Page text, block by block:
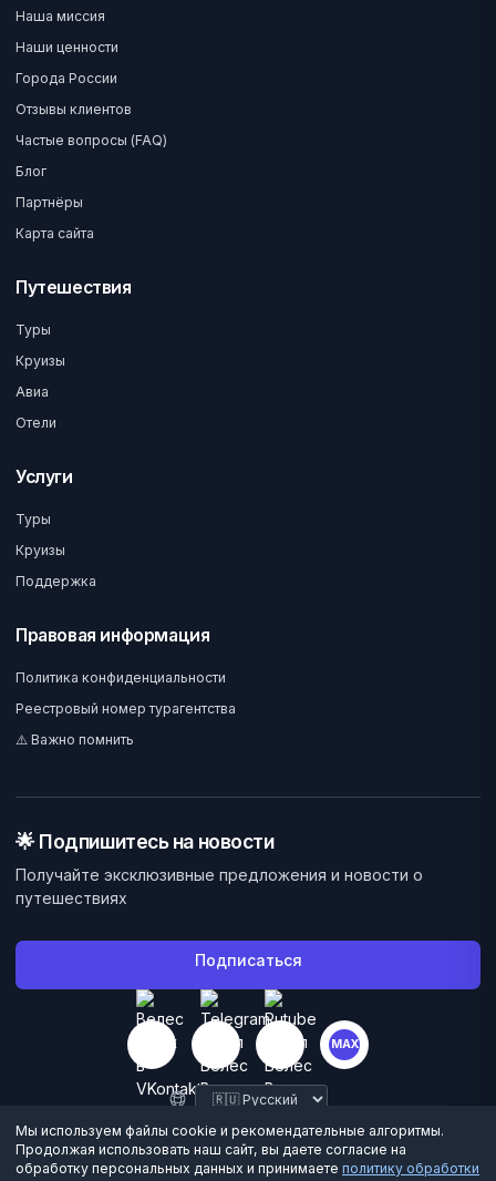
Наша миссия
Наши ценности
Города России
Отзывы клиентов
Частые вопросы (FAQ)
Блог
Партнёры
Карта сайта
Путешествия
Туры
Круизы
Авиа
Отели
Услуги
Туры
Круизы
Поддержка
Правовая информация
Политика конфиденциальности
Реестровый номер турагентства
⚠️ Важно помнить
🌟 Подпишитесь на новости
Получайте эксклюзивные предложения и новости о
путешествиях
Подписаться
MAX
©2026Велес Вояж. Все права защищены.
Мы используем файлы cookie и рекомендательные алгоритмы.
Продолжая использовать наш сайт, вы даете согласие на
обработку персональных данных и принимаете политику обработки